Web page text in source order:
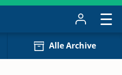
Alle Archive